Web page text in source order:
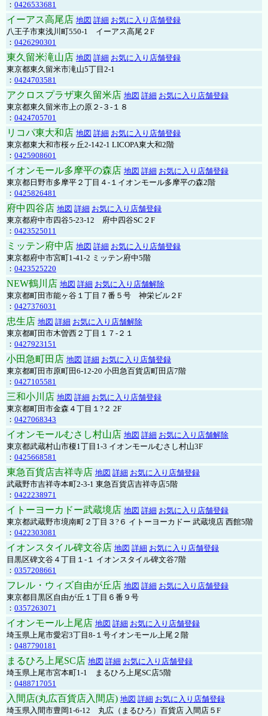
： 0426533681
イーアス高尾店 地図 詳細 お気に入り店舗登録
八王子市東浅川町550-1 イーアス高尾２F
： 0426290301
東久留米滝山店 地図 詳細 お気に入り店舗登録
東京都東久留米市滝山5丁目2-1
： 0424703581
アクロスプラザ東久留米店 地図 詳細 お気に入り店舗登録
東京都東久留米市上の原２-３-１８
： 0424705701
リコパ東大和店 地図 詳細 お気に入り店舗登録
東京都東大和市桜ヶ丘2-142-1 LICOPA東大和2階
： 0425908601
イオンモール多摩平の森店 地図 詳細 お気に入り店舗登録
東京都日野市多摩平２丁目４-１イオンモール多摩平の森2階
： 0425826481
府中四谷店 地図 詳細 お気に入り店舗登録
東京都府中市四谷5-23-12 府中四谷SC２F
： 0423525011
ミッテン府中店 地図 詳細 お気に入り店舗登録
東京都府中市宮町1-41-2 ミッテン府中5階
： 0423525220
NEW鶴川店 地図 詳細 お気に入り店舗解除
東京都町田市能ヶ谷１丁目７番５号 神栄ビル２F
： 0427376031
忠生店 地図 詳細 お気に入り店舗解除
東京都町田市木曽西２丁目１７-２１
： 0427923151
小田急町田店 地図 詳細 お気に入り店舗登録
東京都町田市原町田6-12-20 小田急百貨店町田店7階
： 0427105581
三和小川店 地図 詳細 お気に入り店舗登録
東京都町田市金森４丁目１?２ 2F
： 0427068343
イオンモールむさし村山店 地図 詳細 お気に入り店舗解除
東京都武蔵村山市榎1丁目1-3 イオンモールむさし村山3F
： 0425668581
東急百貨店吉祥寺店 地図 詳細 お気に入り店舗登録
武蔵野市吉祥寺本町2-3-1 東急百貨店吉祥寺店5階
： 0422238971
イトーヨーカドー武蔵境店 地図 詳細 お気に入り店舗登録
東京都武蔵野市境南町２丁目３?６ イトーヨーカドー 武蔵境店 西館5階
： 0422303081
イオンスタイル碑文谷店 地図 詳細 お気に入り店舗登録
目黒区碑文谷４丁目１-１ イオンスタイル碑文谷7階
： 0357208661
フレル・ウィズ自由が丘店 地図 詳細 お気に入り店舗登録
東京都目黒区自由が丘１丁目６番９号
： 0357263071
イオンモール上尾店 地図 詳細 お気に入り店舗登録
埼玉県上尾市愛宕3丁目8-１号イオンモール上尾２階
： 0487790181
まるひろ上尾SC店 地図 詳細 お気に入り店舗登録
埼玉県上尾市宮本町1-1 まるひろ上尾SC店5階
： 0488717051
入間店(丸広百貨店入間店) 地図 詳細 お気に入り店舗登録
埼玉県入間市豊岡1-6-12 丸広（まるひろ）百貨店 入間店５F